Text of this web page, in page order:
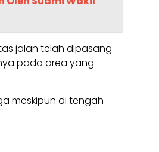
jalan telah dipasang
pada area yang
meskipun di tengah